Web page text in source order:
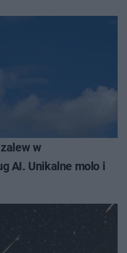
w
AI. Unikalne molo i